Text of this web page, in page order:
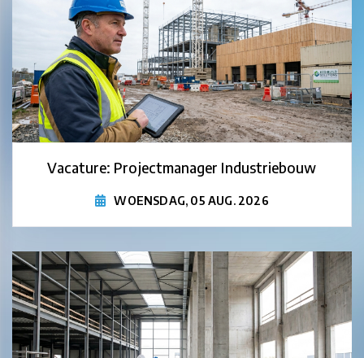
Vacature: Projectmanager Industriebouw
WOENSDAG, 05 AUG. 2026